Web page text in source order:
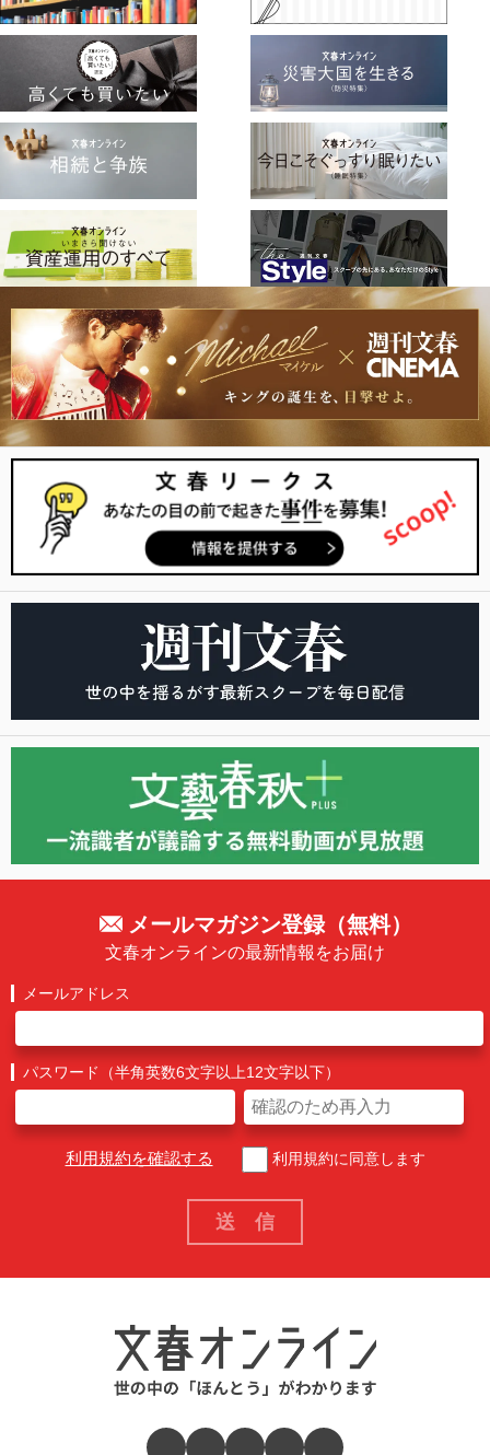
メールマガジン登録（無料）
文春オンラインの最新情報をお届け
メールアドレス
パスワード（半角英数6文字以上12文字以下）
利用規約を確認する 利用規約に同意します